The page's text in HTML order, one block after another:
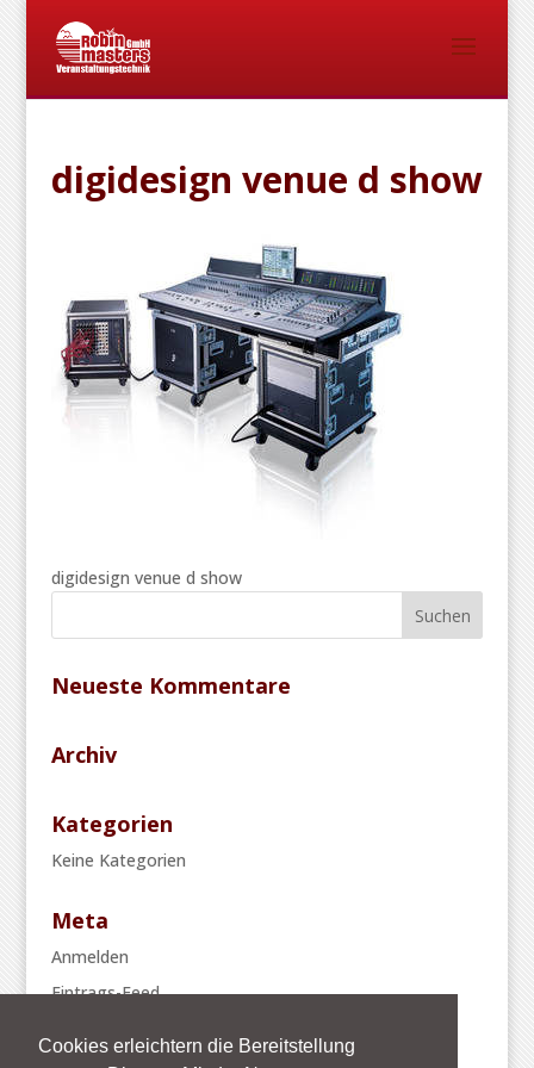
Cookies erleichtern die Bereitstellung
digidesign venue d show
digidesign venue d show
Neueste Kommentare
Archiv
Kategorien
Keine Kategorien
Meta
Anmelden
Eintrags-Feed